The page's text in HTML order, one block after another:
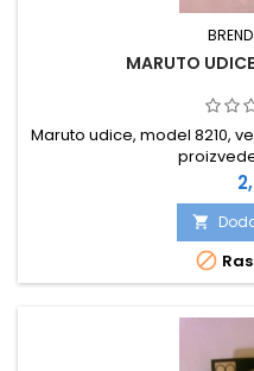
BREND:
MARUTO
Maruto udice, model 8210,

